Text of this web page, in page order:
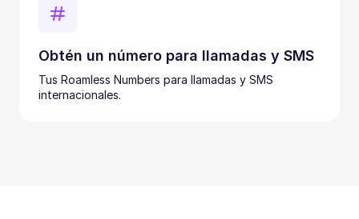
Obtén un número para llamadas y SMS
Tus Roamless Numbers para llamadas y SMS
internacionales.